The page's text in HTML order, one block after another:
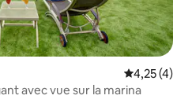
Évaluation
4,25 (4)
avec vue sur la marina